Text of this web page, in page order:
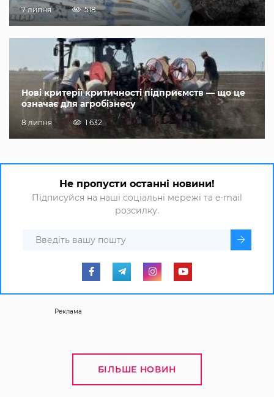
7 липня 518
Нові критерії критичності підприємств — що це
означає для агробізнесу
8 липня 1 632
Не пропусти останні новини!
Підписуйся на наші соціальні мережі та e-mail
розсилку.
Реклама
БІЛЬШЕ НОВИН